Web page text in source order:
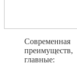
главные: